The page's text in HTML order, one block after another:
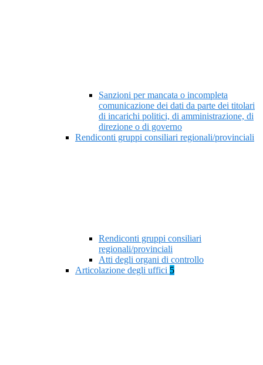
Sanzioni per mancata o incompleta
comunicazione dei dati da parte dei titolari
di incarichi politici, di amministrazione, di
direzione o di governo
Rendiconti gruppi consiliari regionali/provinciali
Rendiconti gruppi consiliari
regionali/provinciali
Atti degli organi di controllo
Articolazione degli uffici 5